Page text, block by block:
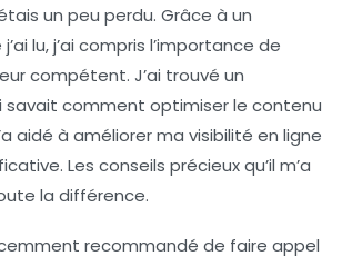
un peu perdu. Grâce à un
lu, j’ai compris l’importance de
compétent. J’ai trouvé un
savait comment optimiser le contenu
aidé à améliorer ma visibilité en ligne
Les conseils précieux qu’il m’a
la différence.
recommandé de faire appel